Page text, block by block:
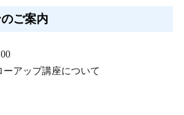
ご案内
ーアップ講座について